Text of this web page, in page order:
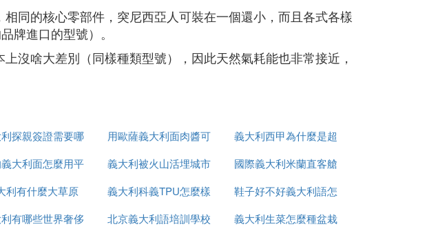
同的核心零部件，突尼西亞人可裝在一個還小，而且各式各樣
牌進口的型號）。
沒啥大差別（同樣種類型號），因此天然氣耗能也非常接近，
探親簽證需要哪
些
用歐薩義大利面肉醬可
做什麼
義大利西甲為什麼是超
級甲
大利面怎麼用平
底鍋加熱
義大利被火山活埋城市
叫什麼
國際義大利米蘭直客艙
是什麼意思
利有什麼大草原 義大利科義TPU怎麼樣
鞋子好不好義大利語怎
麼說
有哪些世界奢侈
北京義大利語培訓學校
義大利生菜怎麼種盆栽